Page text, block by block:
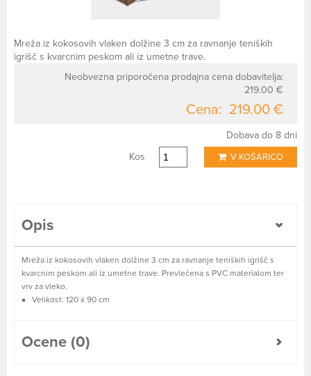
Mreža iz kokosovih vlaken dolžine 3 cm za ravnanje teniških
igrišč s kvarcnim peskom ali iz umetne trave.
Neobvezna priporočena prodajna cena dobavitelja:
219.00 €
Cena: 219.00 €
Dobava do 8 dni
Kos
V KOŠARICO
Opis
Mreža iz kokosovih vlaken dolžine 3 cm za ravnanje teniških igrišč s
kvarcnim peskom ali iz umetne trave. Prevlečena s PVC materialom ter
vrv za vleko.
Velikost: 120 x 90 cm
Ocene (0)